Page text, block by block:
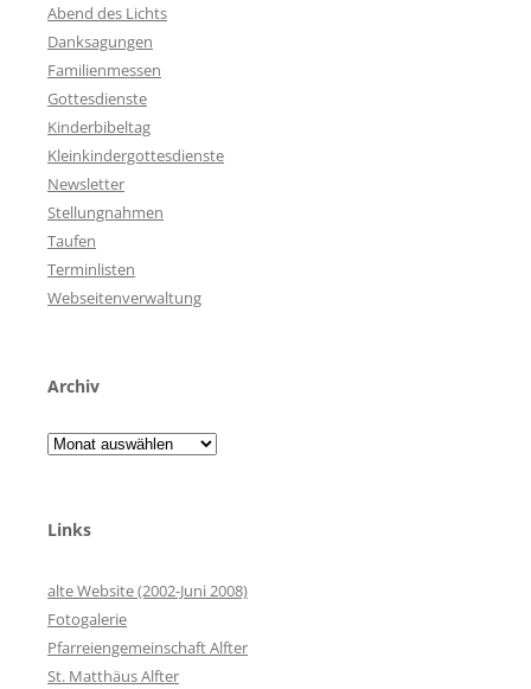
Abend des Lichts
Danksagungen
Familienmessen
Gottesdienste
Kinderbibeltag
Kleinkindergottesdienste
Newsletter
Stellungnahmen
Taufen
Terminlisten
Webseitenverwaltung
Archiv
Archiv
Links
alte Website (2002-Juni 2008)
Fotogalerie
Pfarreiengemeinschaft Alfter
St. Matthäus Alfter